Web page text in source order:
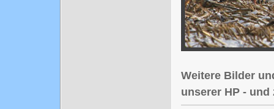
Weitere Bilder
unserer HP -